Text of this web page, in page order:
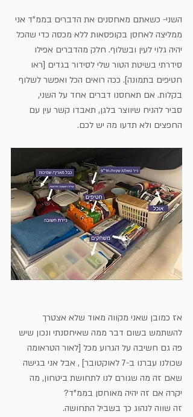
השני- כשאתם מאחסנים את הדברים בממ"ד אני
ממליצה לאחסן בקופסאות ללא מכסה כדי שהכל
יהיה גלוי לעין ובשלוף. חלק מהדברים אפילו
סידרתי בשיטת הטור שלי לסידור בגדים [ראו
חטיפים בתמונה]. ככה רואים הכל ואפשר לשלוף
בקלות. אם תאחסנו דברים אחד על השני,
סביר להניח שיווצר בלגן, תאבדו קשר עין עם
החפצים ולא תדעו מה יש לכם.
אז כמובן שאני מקווה מאוד שלא אצטרך
להשתמש בשום דבר ממה שאיחסנתי ונכון שיש
פה גם חשיבה על הגרוע מכל [לאור הטראומה
שכולנו עברנו ב-7 לאוקטובר] , אבל אני בגישה
שאם זה מה שגורם לנו לתחושת ביטחון, מה
יקרה אם זה יהיה מאוחסן בממ"ד?
זה שווה לנהוג כך בשביל התחושה.